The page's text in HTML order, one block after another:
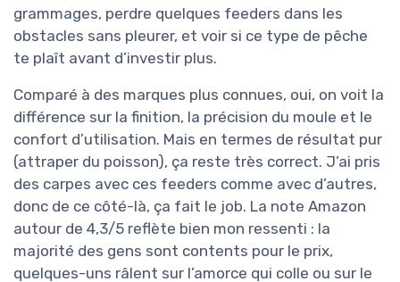
grammages, perdre quelques feeders dans les
obstacles sans pleurer, et voir si ce type de pêche
te plaît avant d’investir plus.
Comparé à des marques plus connues, oui, on voit la
différence sur la finition, la précision du moule et le
confort d’utilisation. Mais en termes de résultat pur
(attraper du poisson), ça reste très correct. J’ai pris
des carpes avec ces feeders comme avec d’autres,
donc de ce côté-là, ça fait le job. La note Amazon
autour de 4,3/5 reflète bien mon ressenti : la
majorité des gens sont contents pour le prix,
quelques-uns râlent sur l’amorce qui colle ou sur le